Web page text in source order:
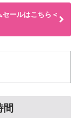
ールはこちら＜
間